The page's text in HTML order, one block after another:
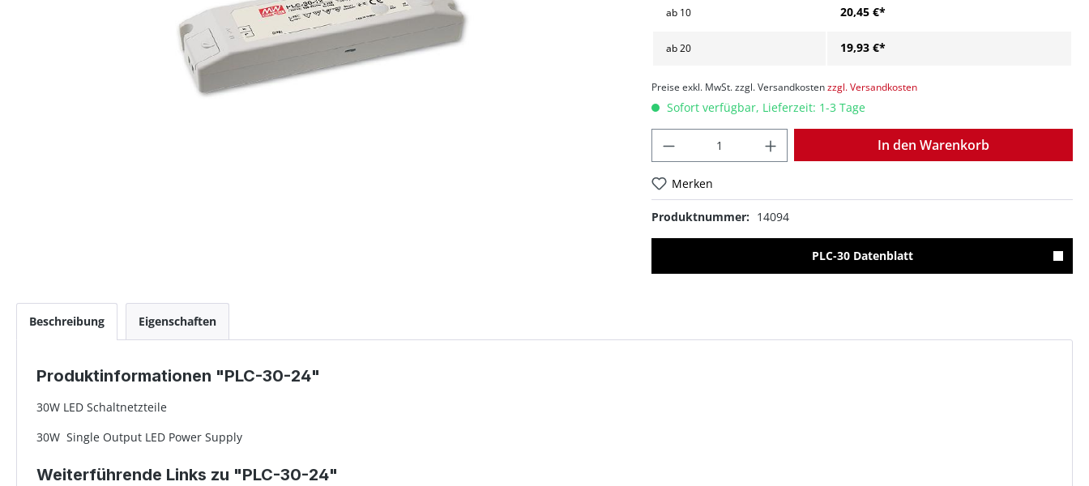
ab 10 20,45 €*
ab20 19,93 €*
Preise exkl. MwSt. zzgl. Versandkostenzzgl. Versandkosten
Sofort verfügbar, Lieferzeit: 1-3 Tage
In den Warenkorb
Merken
Produktnummer: 14094
PLC-30 Datenblatt
Beschreibung Eigenschaften
Produktinformationen "PLC-30-24"
30W LED Schaltnetzteile
30W Single Output LED Power Supply
Weiterführende Links zu "PLC-30-24"